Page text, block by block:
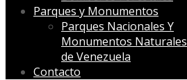
Parques y Monumentos
Parques Nacionales Y
Monumentos Naturales
de Venezuela
Contacto